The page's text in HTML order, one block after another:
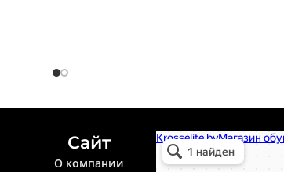
Сайт
О компании
Krosselite.by
Информационный